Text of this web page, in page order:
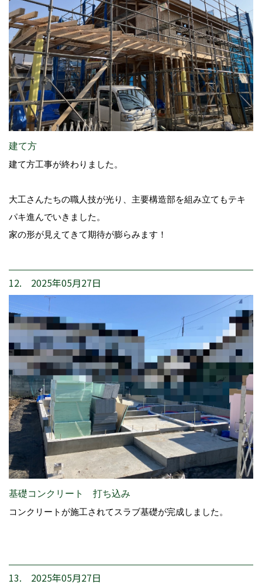
建て方
建て方工事が終わりました。
大工さんたちの職人技が光り、主要構造部を組み立てもテキ
パキ進んでいきました。
家の形が見えてきて期待が膨らみます！
12. 2025年05月27日
基礎コンクリート 打ち込み
コンクリートが施工されてスラブ基礎が完成しました。
13. 2025年05月27日